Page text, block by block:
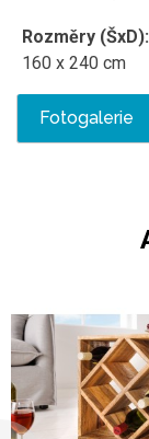
Rozměry (ŠxD):
160 x 240 cm
Fotogalerie